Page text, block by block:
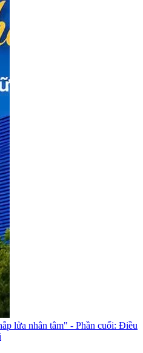
lửa nhân tâm" - Phần cuối: Điều